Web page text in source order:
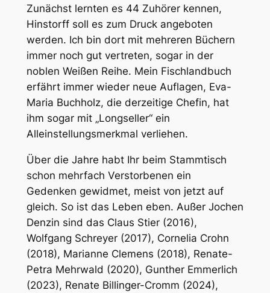
Zunächst lernten es 44 Zuhörer kennen,
Hinstorff soll es zum Druck angeboten
werden. Ich bin dort mit mehreren Büchern
immer noch gut vertreten, sogar in der
noblen Weißen Reihe. Mein Fischlandbuch
erfährt immer wieder neue Auflagen, Eva-
Maria Buchholz, die derzeitige Chefin, hat
ihm sogar mit „Longseller“ ein
Alleinstellungsmerkmal verliehen.
Über die Jahre habt Ihr beim Stammtisch
schon mehrfach Verstorbenen ein
Gedenken gewidmet, meist von jetzt auf
gleich. So ist das Leben eben. Außer Jochen
Denzin sind das Claus Stier (2016),
Wolfgang Schreyer (2017), Cornelia Crohn
(2018), Marianne Clemens (2018), Renate-
Petra Mehrwald (2020), Gunther Emmerlich
(2023), Renate Billinger-Cromm (2024),